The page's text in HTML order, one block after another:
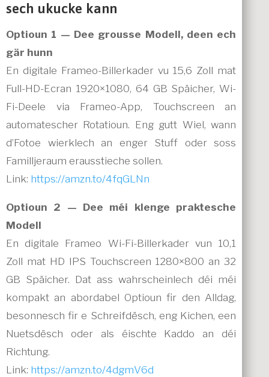
sech ukucke kann
Optioun 1 — Dee grousse Modell, deen ech
gär hunn
En digitale Frameo-Billerkader vu 15,6 Zoll mat
Full-HD-Ecran 1920×1080, 64 GB Späicher, Wi-
Fi-Deele via Frameo-App, Touchscreen an
automatescher Rotatioun. Eng gutt Wiel, wann
d’Fotoe wierklech an enger Stuff oder soss
Familljeraum erausstieche sollen.
Link: https://amzn.to/4fqGLNn
Optioun 2 — Dee méi klenge praktesche
Modell
En digitale Frameo Wi-Fi-Billerkader vun 10,1
Zoll mat HD IPS Touchscreen 1280×800 an 32
GB Späicher. Dat ass wahrscheinlech déi méi
kompakt an abordabel Optioun fir den Alldag,
besonnesch fir e Schreifdësch, eng Kichen, een
Nuetsdësch oder als éischte Kaddo an déi
Richtung.
Link: https://amzn.to/4dgmV6d